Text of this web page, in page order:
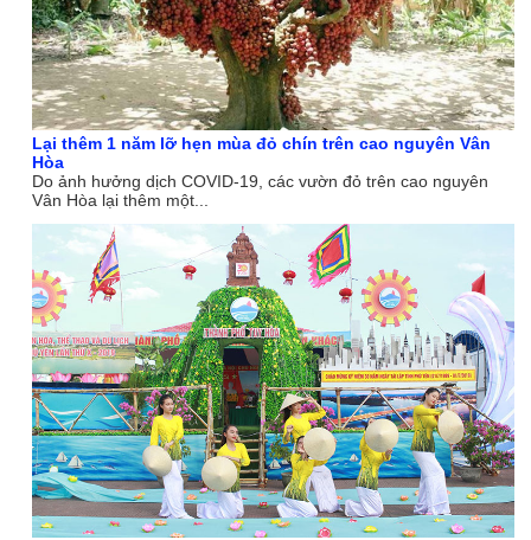
Lại thêm 1 năm lỡ hẹn mùa đỏ chín trên cao nguyên Vân
Hòa
Do ảnh hưởng dịch COVID-19, các vườn đỏ trên cao nguyên
Vân Hòa lại thêm một...